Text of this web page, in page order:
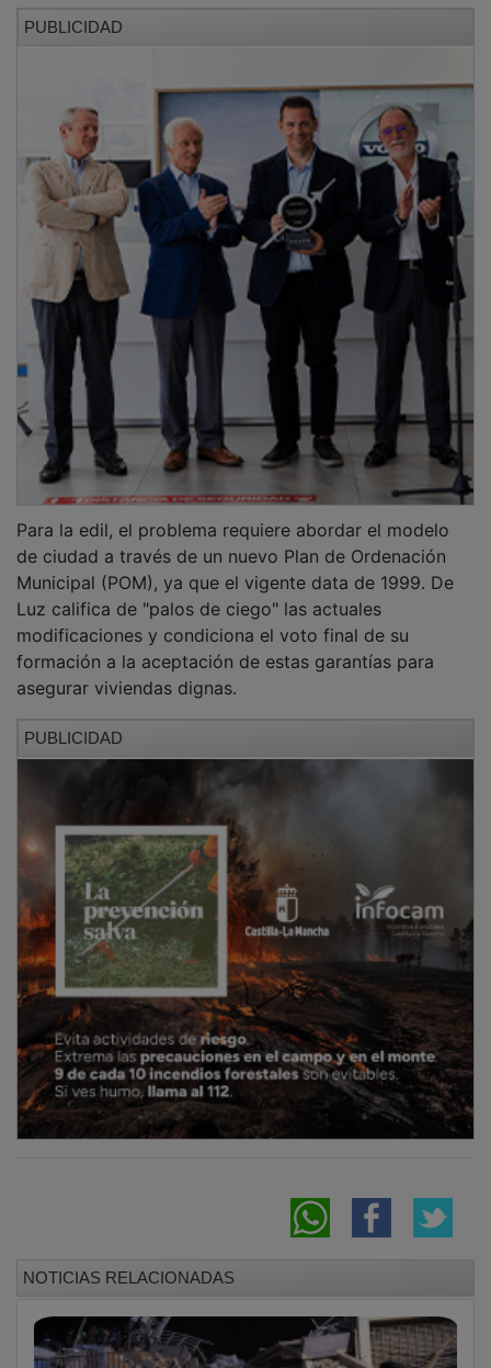
de ciudad a través de un nuevo Plan de Ordenación
Municipal (POM), ya que el vigente data de 1999. De
Luz califica de "palos de ciego" las actuales
modificaciones y condiciona el voto final de su
formación a la aceptación de estas garantías para
asegurar viviendas dignas.